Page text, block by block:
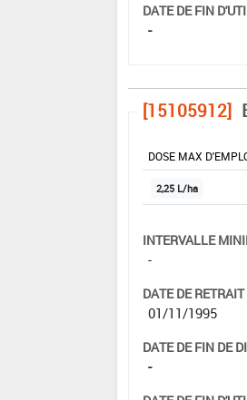
DATE DE FIN
-
[15105912]
DOSE MAX
2,25 L/ha
INTERVALLE
-
DATE DE
01/11/1995
DATE DE FIN DE
-